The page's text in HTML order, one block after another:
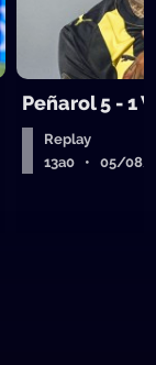
Peñarol 5 - 1
Replay
13a0 • 05/08/